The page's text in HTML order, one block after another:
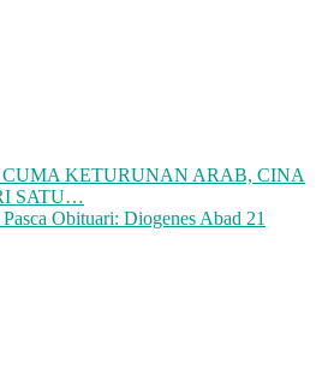
KETURUNAN ARAB, CINA
SATU…
Obituari: Diogenes Abad 21